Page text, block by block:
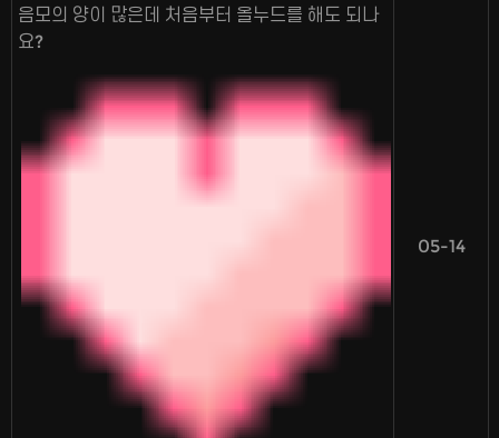
음모의 양이 많은데 처음부터 올누드를 해도 되나
요?
05-14